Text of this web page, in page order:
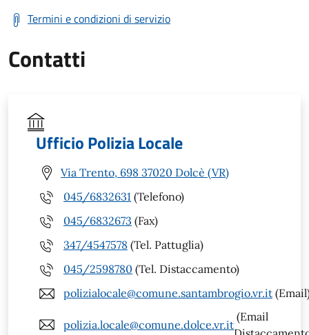
Termini e condizioni di servizio
Contatti
Ufficio Polizia Locale
Via Trento, 698 37020 Dolcè (VR)
045/6832631 (Telefono)
045/6832673 (Fax)
347/4547578 (Tel. Pattuglia)
045/2598780 (Tel. Distaccamento)
polizialocale@comune.santambrogio.vr.it
polizia.locale@comune.dolce.vr.it
(Email